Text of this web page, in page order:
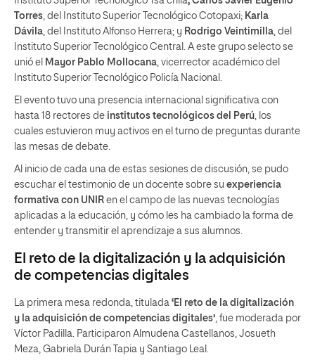
Torres, del Instituto Superior Tecnológico Cotopaxi; Karla
Dávila, del Instituto Alfonso Herrera; y Rodrigo Veintimilla, del
Instituto Superior Tecnológico Central. A este grupo selecto se
unió el Mayor Pablo Mollocana, vicerrector académico del
Instituto Superior Tecnológico Policía Nacional.
El evento tuvo una presencia internacional significativa con
hasta 18 rectores de institutos tecnológicos del Perú, los
cuales estuvieron muy activos en el turno de preguntas durante
las mesas de debate.
Al inicio de cada una de estas sesiones de discusión, se pudo
escuchar el testimonio de un docente sobre su experiencia
formativa con UNIR en el campo de las nuevas tecnologías
aplicadas a la educación, y cómo les ha cambiado la forma de
entender y transmitir el aprendizaje a sus alumnos.
El reto de la digitalización y la adquisición
de competencias digitales
La primera mesa redonda, titulada ‘El reto de la digitalización
y la adquisición de competencias digitales’, fue moderada por
Víctor Padilla. Participaron Almudena Castellanos, Josueth
Meza, Gabriela Durán Tapia y Santiago Leal.